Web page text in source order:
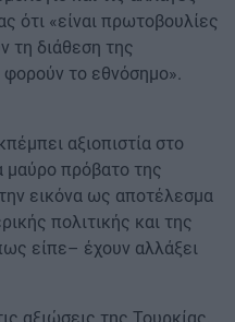
ότι «είναι πρωτοβουλίες
τη διάθεση της
φορούν το εθνόσημο».
αξιοπιστία στο
μαύρο πρόβατο της
εικόνα ως αποτέλεσμα
πολιτικής και της
είπε– έχουν αλλάξει